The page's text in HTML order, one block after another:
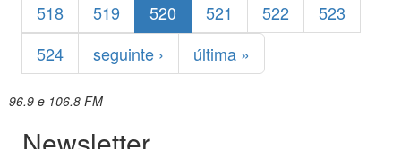
518
519 520 521 522
523
524
seguinte › última »
96.9 e 106.8 FM